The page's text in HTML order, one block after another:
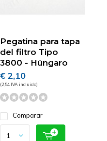
Pegatina para tapa
del filtro Tipo
3800 - Húngaro
€ 2,10
(2,54 IVA incluido)
Comparar